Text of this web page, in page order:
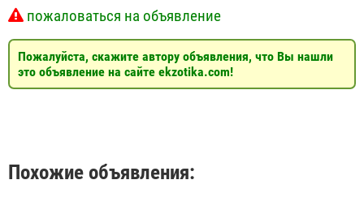
пожаловаться на объявление
Пожалуйста, скажите автору объявления, что Вы нашли
это объявление на сайте ekzotika.com!
Похожие объявления: